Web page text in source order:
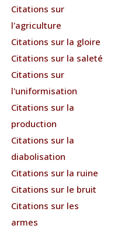
Citations sur
l'agriculture
Citations sur la gloire
Citations sur la saleté
Citations sur
l'uniformisation
Citations sur la
production
Citations sur la
diabolisation
Citations sur la ruine
Citations sur le bruit
Citations sur les
armes